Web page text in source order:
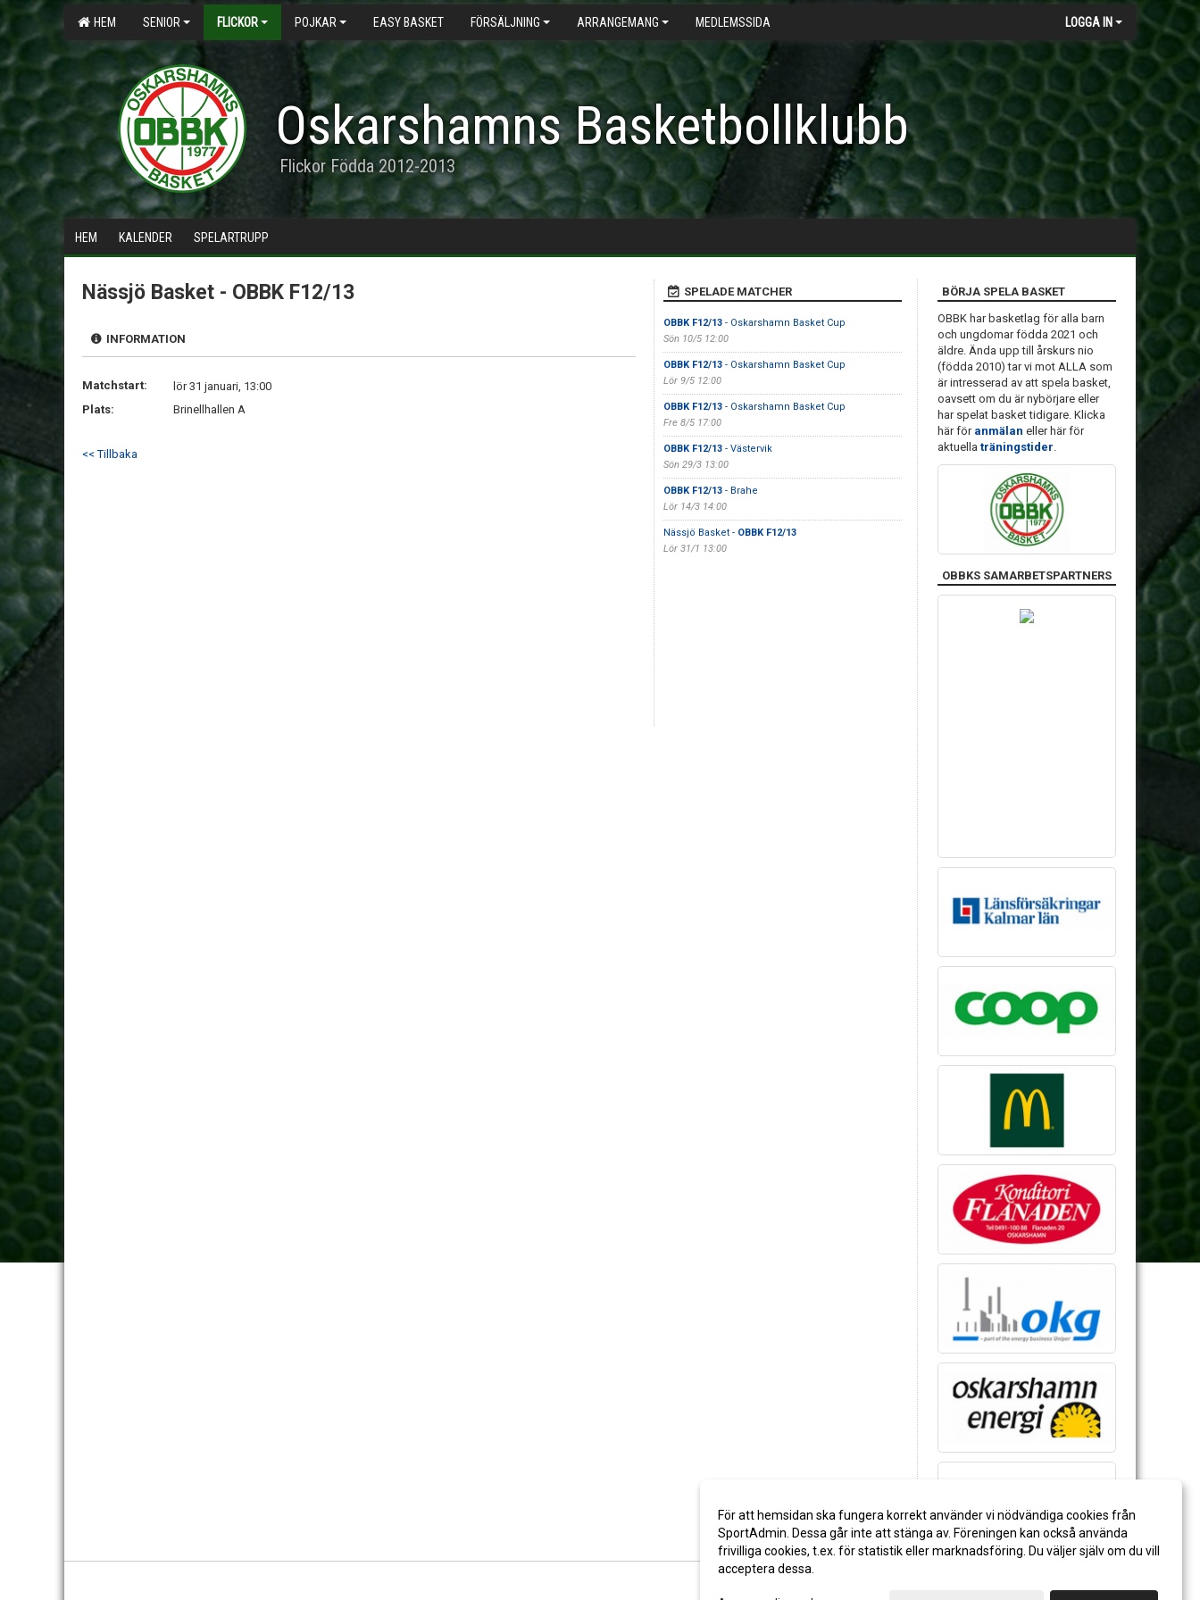
HEM SENIOR FLICKOR POJKAR EASY BASKET FÖRSÄLJNING ARRANGEMANG MEDLEMSSIDA LOGGA IN
Oskarshamns Basketbollklubb
Flickor Födda 2012-2013
HEM KALENDER SPELARTRUPP
Nässjö Basket - OBBK F12/13
INFORMATION
Matchstart:
lör 31 januari, 13:00
Plats:
Brinellhallen A
<< Tillbaka
SPELADE MATCHER
OBBK F12/13- Oskarshamn Basket Cup
Sön 10/5 12:00
OBBK F12/13- Oskarshamn Basket Cup
Lör 9/5 12:00
OBBK F12/13- Oskarshamn Basket Cup
Fre 8/5 17:00
OBBK F12/13- Västervik
Sön 29/3 13:00
OBBK F12/13- Brahe
Lör 14/3 14:00
Nässjö Basket - OBBK F12/13
Lör 31/1 13:00
BÖRJA SPELA BASKET
OBBK har basketlag för alla barn
och ungdomar födda 2021 och
äldre. Ända upp till årskurs nio
(födda 2010) tar vi mot ALLA som
är intresserad av att spela basket,
oavsett om du är nybörjare eller
har spelat basket tidigare. Klicka
här för anmälan eller här för
aktuella träningstider.
OBBKS SAMARBETSPARTNERS
För att hemsidan ska fungera korrekt använder vi nödvändiga cookies från
SportAdmin. Dessa går inte att stänga av. Föreningen kan också använda
frivilliga cookies, t.ex. för statistik eller marknadsföring. Du väljer själv om du vill
acceptera dessa.